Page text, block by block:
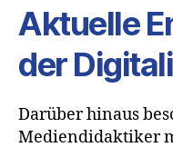
Aktuelle
der
Darüber hinaus
Mediendidaktiker